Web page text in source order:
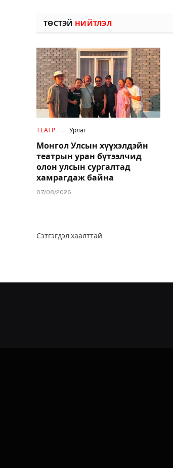
ТӨСТЭЙ НИЙТЛЭЛ
ТЕАТР Урлаг
Монгол Улсын хүүхэлдэйн
театрын уран бүтээлчид
олон улсын сургалтад
хамрагдаж байна
07/08/2026
Сэтгэгдэл хаалттай